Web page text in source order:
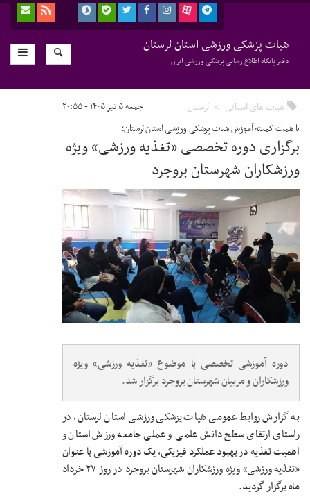
هیات پزشکی ورزشی استان لرستان
دفتر پایگاه اطلاع رسانی پزشکی ورزشی ایران
هیات های استانی لرستان جمعه ۵ تیر ۱۴۰۵ - ۲۰:۵۵
با همت کمیته آموزش هیات پزشکی ورزشی استان لرستان؛
برگزاری دوره تخصصی «تغذیه ورزشی» ویژه
ورزشکاران شهرستان بروجرد
دوره آموزشی تخصصی با موضوع «تغذیه ورزشی» ویژه
ورزشکاران و مربیان شهرستان بروجرد برگزار شد.
به گزارش روابط عمومی هیات پزشکی ورزشی استان لرستان، در
راستای ارتقای سطح دانش علمی و عملی جامعه ورزش استان و
اهمیت تغذیه در بهبود عملکرد فیزیکی، یک دوره آموزشی با عنوان
«تغذیه ورزشی» ویژه ورزشکاران شهرستان بروجرد در روز ۲۷ خرداد
ماه برگزار گردید.